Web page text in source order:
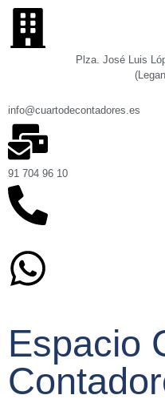
Plza. José Luis
info@cuartodecontadores.es
91 704 96 10
Espacio